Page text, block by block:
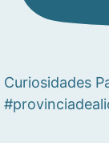
Curiosidades